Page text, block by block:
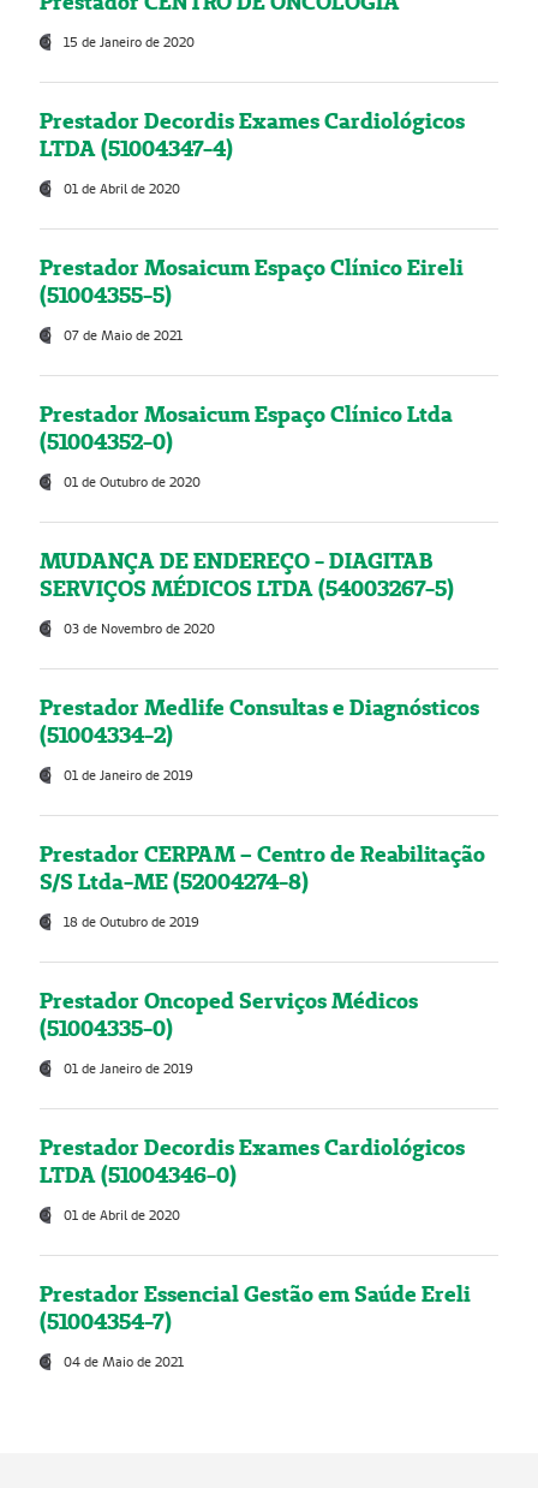
15 de Janeiro de 2020
Prestador Decordis Exames Cardiológicos
LTDA (51004347-4)
01 de Abril de 2020
Prestador Mosaicum Espaço Clínico Eireli
(51004355-5)
07 de Maio de 2021
Prestador Mosaicum Espaço Clínico Ltda
(51004352-0)
01 de Outubro de 2020
MUDANÇA DE ENDEREÇO - DIAGITAB
SERVIÇOS MÉDICOS LTDA (54003267-5)
03 de Novembro de 2020
Prestador Medlife Consultas e Diagnósticos
(51004334-2)
01 de Janeiro de 2019
Prestador CERPAM – Centro de Reabilitação
S/S Ltda-ME (52004274-8)
18 de Outubro de 2019
Prestador Oncoped Serviços Médicos
(51004335-0)
01 de Janeiro de 2019
Prestador Decordis Exames Cardiológicos
LTDA (51004346-0)
01 de Abril de 2020
Prestador Essencial Gestão em Saúde Ereli
(51004354-7)
04 de Maio de 2021